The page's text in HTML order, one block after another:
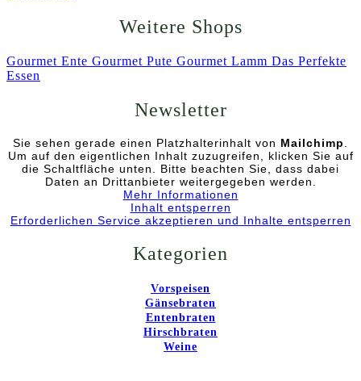
Weitere Shops
Gourmet Ente Gourmet Pute Gourmet Lamm Das Perfekte
Essen
Newsletter
Sie sehen gerade einen Platzhalterinhalt von Mailchimp.
Um auf den eigentlichen Inhalt zuzugreifen, klicken Sie auf
die Schaltfläche unten. Bitte beachten Sie, dass dabei
Daten an Drittanbieter weitergegeben werden.
Mehr Informationen
Inhalt entsperren
Erforderlichen Service akzeptieren und Inhalte entsperren
Kategorien
Vorspeisen
Gänsebraten
Entenbraten
Hirschbraten
Weine